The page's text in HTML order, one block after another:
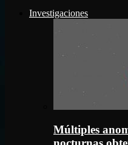
Investigaciones
Múltiples